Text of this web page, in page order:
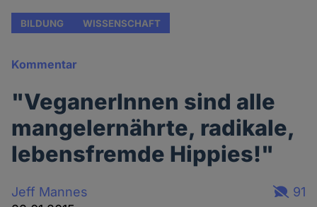
BILDUNG WISSENSCHAFT
Kommentar
"VeganerInnen sind alle
mangelernährte, radikale,
lebensfremde Hippies!"
Jeff Mannes
91